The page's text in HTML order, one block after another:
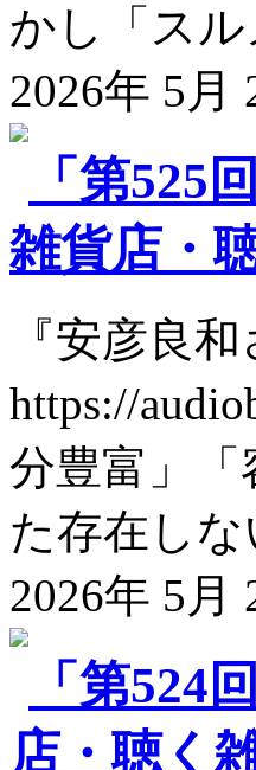
かし「ス
2026年 5月
「第525
雑貨店・
『安彦良
https://
分豊富」
た存在し
2026年 5月
「第524
店・聴く